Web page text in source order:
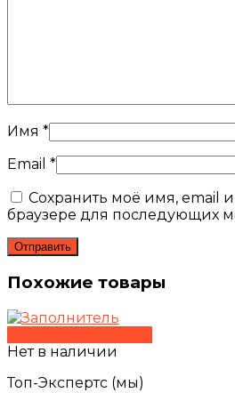
Имя *
Email *
Сохранить моё имя, email и
браузере для последующих
Похожие товары
Нет в наличии
Топ-Экспертс (мы)